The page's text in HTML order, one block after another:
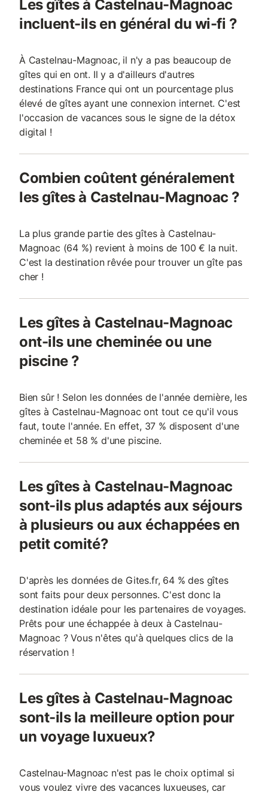
Les gîtes à Castelnau-Magnoac
incluent-ils en général du wi-fi ?
À Castelnau-Magnoac, il n'y a pas beaucoup de
gîtes qui en ont. Il y a d'ailleurs d'autres
destinations France qui ont un pourcentage plus
élevé de gîtes ayant une connexion internet. C'est
l'occasion de vacances sous le signe de la détox
digital !
Combien coûtent généralement
les gîtes à Castelnau-Magnoac ?
La plus grande partie des gîtes à Castelnau-
Magnoac (64 %) revient à moins de 100 € la nuit.
C'est la destination rêvée pour trouver un gîte pas
cher !
Les gîtes à Castelnau-Magnoac
ont-ils une cheminée ou une
piscine ?
Bien sûr ! Selon les données de l'année dernière, les
gîtes à Castelnau-Magnoac ont tout ce qu'il vous
faut, toute l'année. En effet, 37 % disposent d'une
cheminée et 58 % d'une piscine.
Les gîtes à Castelnau-Magnoac
sont-ils plus adaptés aux séjours
à plusieurs ou aux échappées en
petit comité?
D'après les données de Gites.fr, 64 % des gîtes
sont faits pour deux personnes. C'est donc la
destination idéale pour les partenaires de voyages.
Prêts pour une échappée à deux à Castelnau-
Magnoac ? Vous n'êtes qu'à quelques clics de la
réservation !
Les gîtes à Castelnau-Magnoac
sont-ils la meilleure option pour
un voyage luxueux?
Castelnau-Magnoac n'est pas le choix optimal si
vous voulez vivre des vacances luxueuses, car